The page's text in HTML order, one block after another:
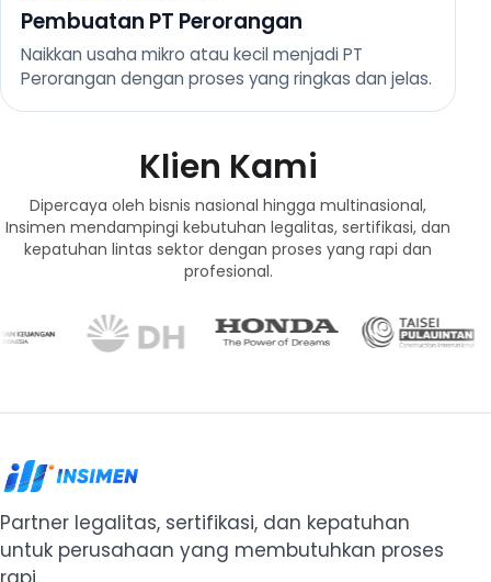
Pembuatan PT Perorangan
Naikkan usaha mikro atau kecil menjadi PT
Perorangan dengan proses yang ringkas dan jelas.
Klien Kami
Dipercaya oleh bisnis nasional hingga multinasional,
Insimen mendampingi kebutuhan legalitas, sertifikasi, dan
kepatuhan lintas sektor dengan proses yang rapi dan
profesional.
Partner legalitas, sertifikasi, dan kepatuhan
untuk perusahaan yang membutuhkan proses